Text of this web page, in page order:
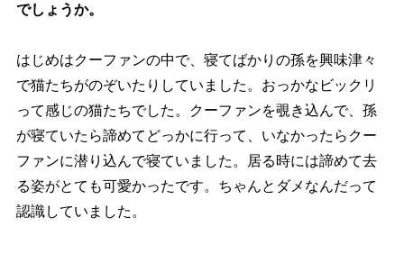
でしょうか。
はじめはクーファンの中で、寝てばかりの孫を興味津々
で猫たちがのぞいたりしていました。おっかなビックリ
って感じの猫たちでした。クーファンを覗き込んで、孫
が寝ていたら諦めてどっかに行って、いなかったらクー
ファンに潜り込んで寝ていました。居る時には諦めて去
る姿がとても可愛かったです。ちゃんとダメなんだって
認識していました。